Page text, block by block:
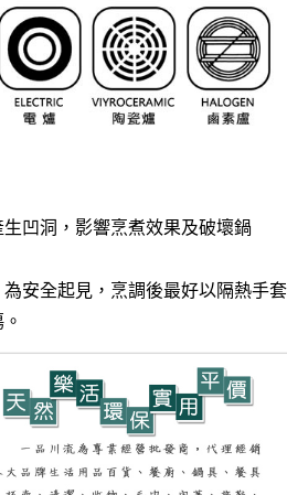
凹洞，影響烹煮效果及破壞鍋
安全起見，烹調後最好以隔熱手套